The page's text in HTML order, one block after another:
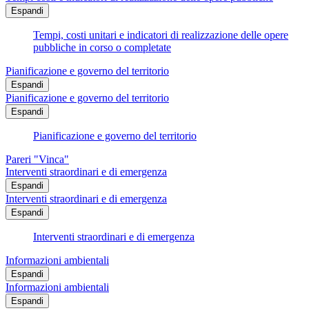
Espandi
Tempi, costi unitari e indicatori di realizzazione delle opere
pubbliche in corso o completate
Pianificazione e governo del territorio
Espandi
Pianificazione e governo del territorio
Espandi
Pianificazione e governo del territorio
Pareri "Vinca"
Interventi straordinari e di emergenza
Espandi
Interventi straordinari e di emergenza
Espandi
Interventi straordinari e di emergenza
Informazioni ambientali
Espandi
Informazioni ambientali
Espandi